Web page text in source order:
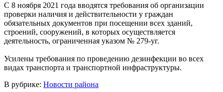
С 8 ноября 2021 года вводятся требования об организации
проверки наличия и действительности у граждан
обязательных документов при посещении всех зданий,
строений, сооружений, в которых осуществляется
деятельность, ограниченная указом № 279-уг.
Усилены требования по проведению дезинфекции во всех
видах транспорта и транспортной инфраструктуры.
В рубрике: Новости района